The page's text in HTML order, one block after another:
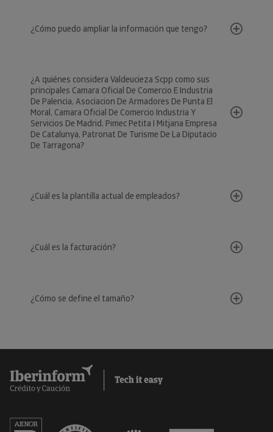
¿Cómo puedo ampliar la información que tengo?
¿A quiénes considera Valdeucieza Scpp como sus
principales Camara Oficial De Comercio E Industria
De Palencia, Asociacion De Armadores De Punta El
Moral, Camara Oficial De Comercio Industria Y
Servicios De Madrid, Pimec Petita I Mitjana Empresa
De Catalunya, Patronat De Turisme De La Diputacio
De Tarragona?
¿Cuál es la plantilla actual de empleados?
¿Cuál es la facturación?
¿Cómo se define el tamaño?